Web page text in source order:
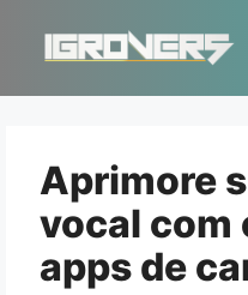
conteúdo
Aprimore
vocal com
apps de